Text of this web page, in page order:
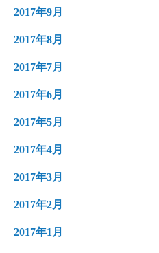
2017年9月
2017年8月
2017年7月
2017年6月
2017年5月
2017年4月
2017年3月
2017年2月
2017年1月